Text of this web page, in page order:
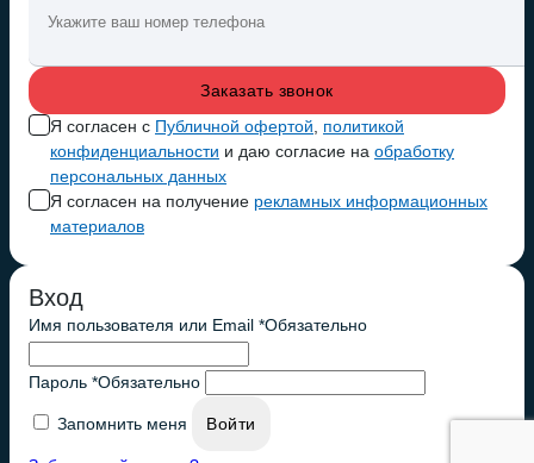
Я согласен с Публичной офертой
политикой
конфиденциальности и даю согласие на обработку
персональных данных
Я согласен на получение рекламных информационных
материалов
Вход
Имя пользователя или Email *Обязательно
Пароль *Обязательно
Запомнить меня Войти